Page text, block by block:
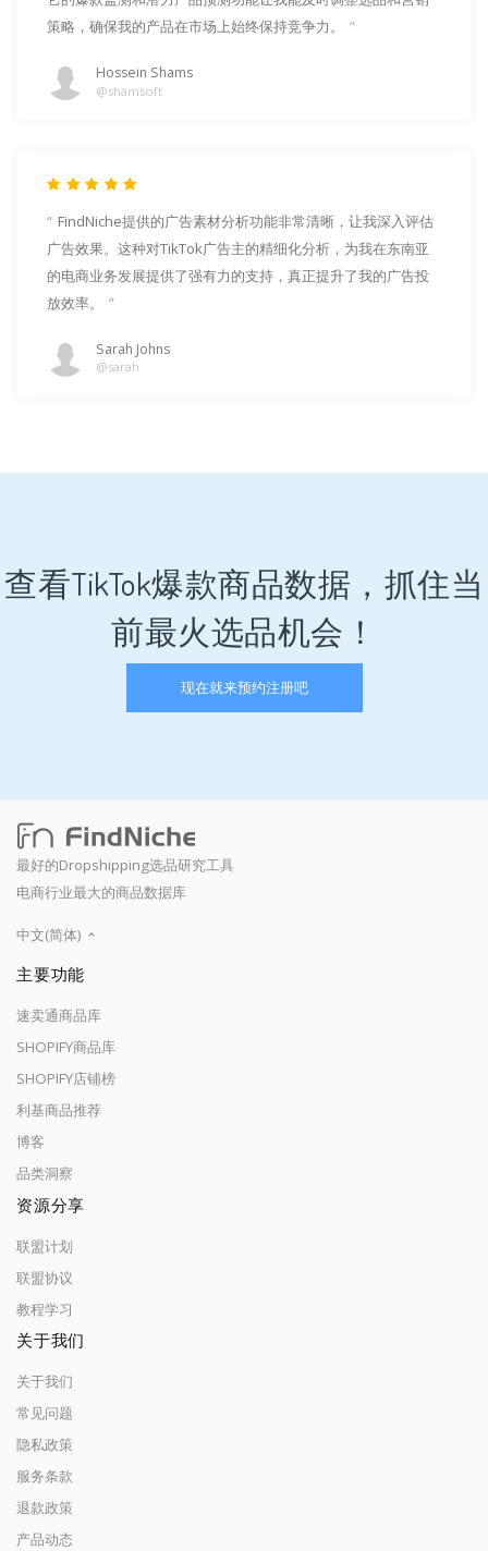
策略，确保我的产品在市场上始终保持竞争力。
Hossein Shams
@shamsoft
FindNiche提供的广告素材分析功能非常清晰，让我深入评估
广告效果。这种对TikTok广告主的精细化分析，为我在东南亚
的电商业务发展提供了强有力的支持，真正提升了我的广告投
放效率。
Sarah Johns
@sarah
查看TikTok爆款商品数据，抓住当
前最火选品机会！
现在就来预约注册吧
最好的Dropshipping选品研究工具
电商行业最大的商品数据库
中文(简体)
主要功能
速卖通商品库
SHOPIFY商品库
SHOPIFY店铺榜
利基商品推荐
博客
品类洞察
资源分享
联盟计划
联盟协议
教程学习
关于我们
关于我们
常见问题
隐私政策
服务条款
退款政策
产品动态